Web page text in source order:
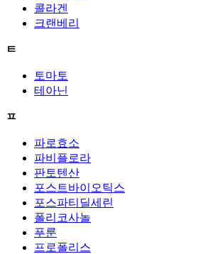
콜라겐
크랜베리
ㅌ
토마토
테아닌
ㅍ
파로효소
파비플로라
판토텐산
포스트바이오틱스
포스파티딜세린
폴리코사놀
푸룬
프로폴리스